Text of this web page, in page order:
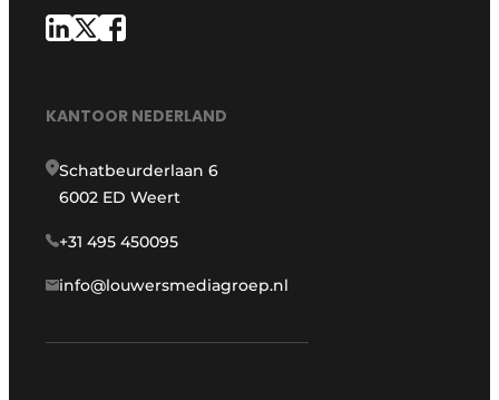
KANTOOR NEDERLAND
Schatbeurderlaan 6
6002 ED Weert
+31 495 450095
info@louwersmediagroep.nl